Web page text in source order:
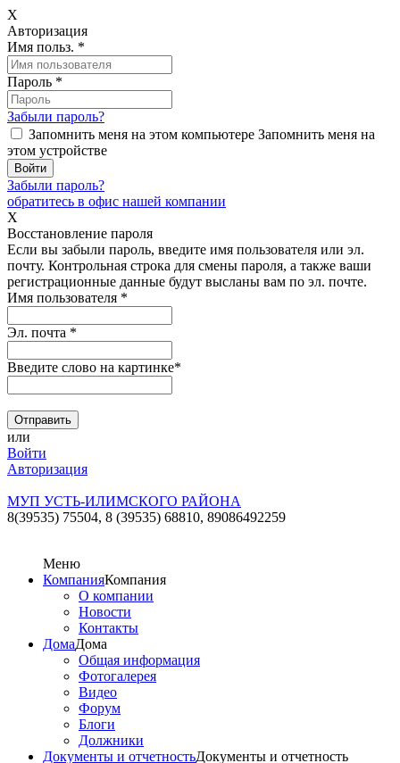
X
Авторизация
Имя польз. *
Пароль *
Забыли пароль?
Запомнить меня на этом компьютере Запомнить меня на
этом устройстве
Забыли пароль?
обратитесь в офис нашей компании
X
Восстановление пароля
Если вы забыли пароль, введите имя пользователя или эл.
почту. Контрольная строка для смены пароля, а также ваши
регистрационные данные будут высланы вам по эл. почте.
Имя пользователя *
Эл. почта *
Введите слово на картинке*
или
Войти
Авторизация
МУП УСТЬ-ИЛИМСКОГО РАЙОНА
8(39535) 75504, 8 (39535) 68810, 89086492259
Меню
КомпанияКомпания
О компании
Новости
Контакты
ДомаДома
Общая информация
Фотогалерея
Видео
Форум
Блоги
Должники
Документы и отчетностьДокументы и отчетность